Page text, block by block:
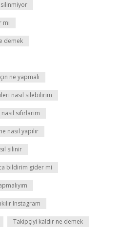
demek
ne yapmalı
nasıl silebilirim
sıfırlarım
nasıl yapılır
silinir
bildirim gider mi
Instagram
Takipçiyi kaldır ne demek